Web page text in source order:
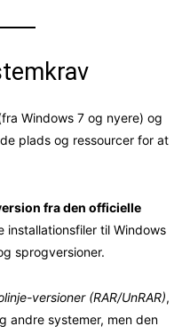
Windows 7 og nyere) og
plads og ressourcer for at
fra den officielle
installationsfiler til Windows
sprogversioner.
versioner (RAR/UnRAR),
andre systemer, men den